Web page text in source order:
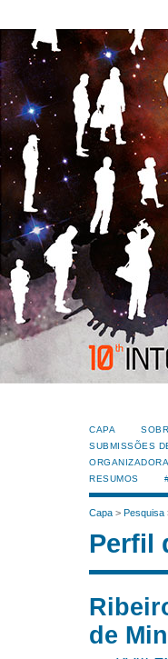
CAPA
SUBMISSÕES
ORGANIZADORA
RESUMOS
Capa > Pesquisa
Perfil
de